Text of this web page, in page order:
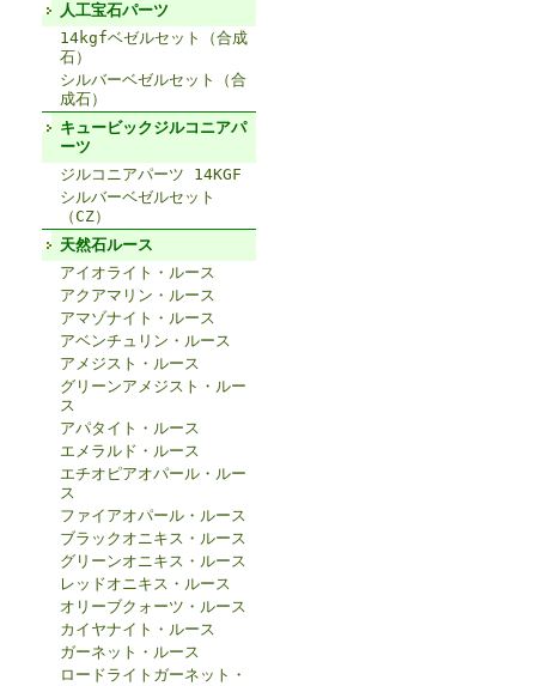
人工宝石パーツ
14kgfベゼルセット（合成
石）
シルバーベゼルセット（合
成石）
キュービックジルコニアパ
ーツ
ジルコニアパーツ 14KGF
シルバーベゼルセット
（CZ）
天然石ルース
アイオライト・ルース
アクアマリン・ルース
アマゾナイト・ルース
アベンチュリン・ルース
アメジスト・ルース
グリーンアメジスト・ルー
ス
アパタイト・ルース
エメラルド・ルース
エチオピアオパール・ルー
ス
ファイアオパール・ルース
ブラックオニキス・ルース
グリーンオニキス・ルース
レッドオニキス・ルース
オリーブクォーツ・ルース
カイヤナイト・ルース
ガーネット・ルース
ロードライトガーネット・